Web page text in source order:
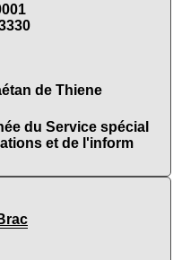
de Thiene
du Service spécial
et de l'inform